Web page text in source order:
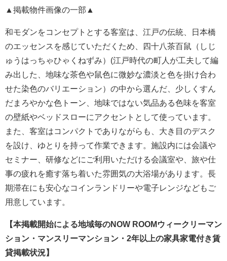
▲掲載物件画像の一部▲
和モダンをコンセプトとする客室は、江戸の伝統、日本橋
のエッセンスを感じていただくため、四十八茶百鼠（しじ
ゅうはっちゃひゃくねずみ）(江戸時代の町人が工夫して編
み出した、地味な茶色や鼠色に微妙な濃淡と色を掛け合わ
せた染色のバリエーション）の中から選んだ、少しくすん
だまろやかな色トーン、地味ではない気品ある色味を客室
の壁紙やベッドスローにアクセントとして使っています。
また、客室はコンパクトでありながらも、大き目のデスク
を設け、ゆとりを持って作業できます。施設内には会議や
セミナー、研修などにご利用いただける会議室や、旅や仕
事の疲れを癒す落ち着いた雰囲気の大浴場があります。長
期滞在にも安心なコインランドリーや電子レンジなどもご
用意しています。
【本掲載開始による地域毎のNOW ROOMウィークリーマン
ション・マンスリーマンション・2年以上の家具家電付き賃
貸掲載状況】